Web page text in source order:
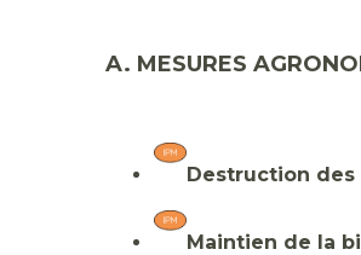
A. MESURES
Destruction des
Maintien de la